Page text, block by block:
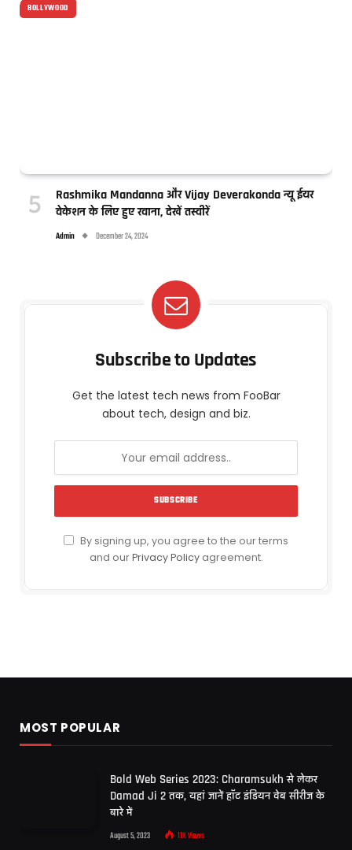
BOLLYWOOD
Rashmika Mandanna और Vijay Deverakonda न्यू ईयर
वेकेशन के लिए हुए रवाना, देखें तस्वीरें
Admin December 24, 2024
Subscribe to Updates
Get the latest tech news from FooBar
about tech, design and biz.
By signing up, you agree to the our terms
and ourPrivacy Policyagreement.
MOST POPULAR
Bold Web Series 2023: Charamsukh से लेकर
Damad Ji 2 तक, यहां जानें हॉट इंडियन वेब सीरीज के
बारे में
August 5, 2023 11KViews